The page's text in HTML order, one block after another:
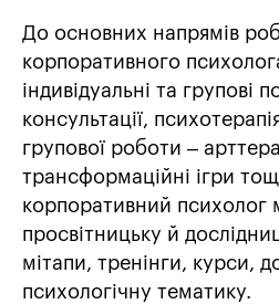
До основних напрямів
корпоративного
індивідуальні та групові
консультації,
групової роботи –
трансформаційні ігри
корпоративний психолог
просвітницьку й
мітапи, тренінги, курси,
психологічну тематику.